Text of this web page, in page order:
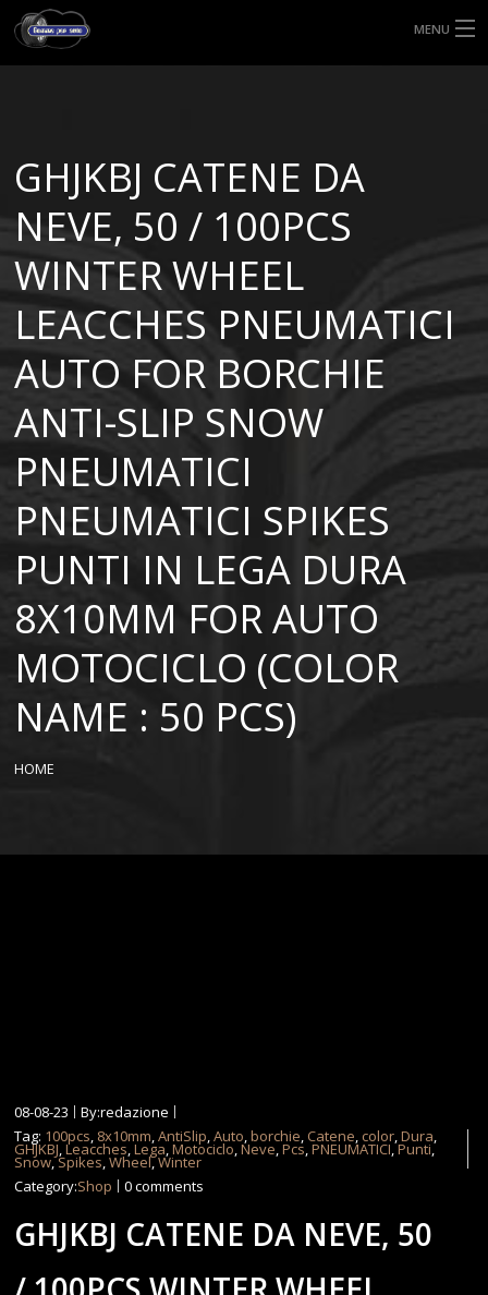
MENU
MISURE GOMME
BLOG
SHOP
GHJKBJ CATENE DA
NEVE, 50 / 100PCS
WINTER WHEEL
LEACCHES PNEUMATICI
AUTO FOR BORCHIE
ANTI-SLIP SNOW
PNEUMATICI
PNEUMATICI SPIKES
PUNTI IN LEGA DURA
8X10MM FOR AUTO
MOTOCICLO (COLOR
NAME : 50 PCS)
HOME
08-08-23
By:redazione
Tag: 100pcs, 8x10mm,AntiSlip,Auto,borchie, Catene, color,Dura,
GHJKBJ,Leacches,Lega,Motociclo,Neve,Pcs,PNEUMATICI,Punti,
Snow,Spikes,Wheel,Winter
Category:Shop 0 comments
GHJKBJ CATENE DA NEVE, 50